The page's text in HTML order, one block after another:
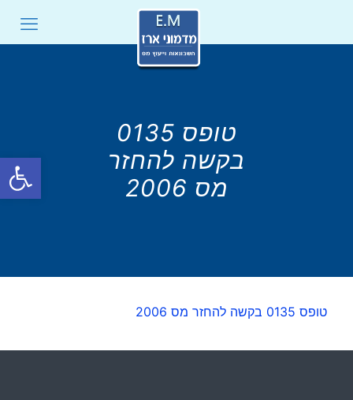
טופס 0135
בקשה להחזר
מס 2006
טופס 0135 בקשה להחזר מס 2006
פתח